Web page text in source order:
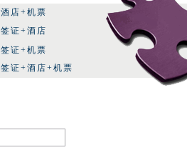
酒店+机票
签证+机票
签证+酒店
签证+酒店+机票